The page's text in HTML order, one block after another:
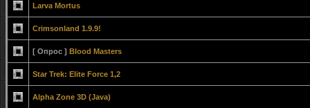
Larva Mortus
Crimsonland 1.9.9!
[ Опрос ] Blood Masters
Star Trek: Elite Force 1,2
Alpha Zone 3D (Java)